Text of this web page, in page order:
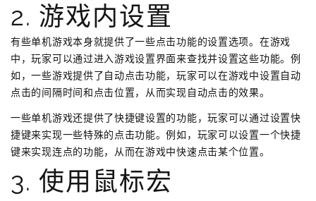
2. 游戏内设置
有些单机游戏本身就提供了一些点击功能的设置选项。在游戏
中，玩家可以通过进入游戏设置界面来查找并设置这些功能。例
如，一些游戏提供了自动点击功能，玩家可以在游戏中设置自动
点击的间隔时间和点击位置，从而实现自动点击的效果。
一些单机游戏还提供了快捷键设置的功能，玩家可以通过设置快
捷键来实现一些特殊的点击功能。例如，玩家可以设置一个快捷
键来实现连点的功能，从而在游戏中快速点击某个位置。
3. 使用鼠标宏